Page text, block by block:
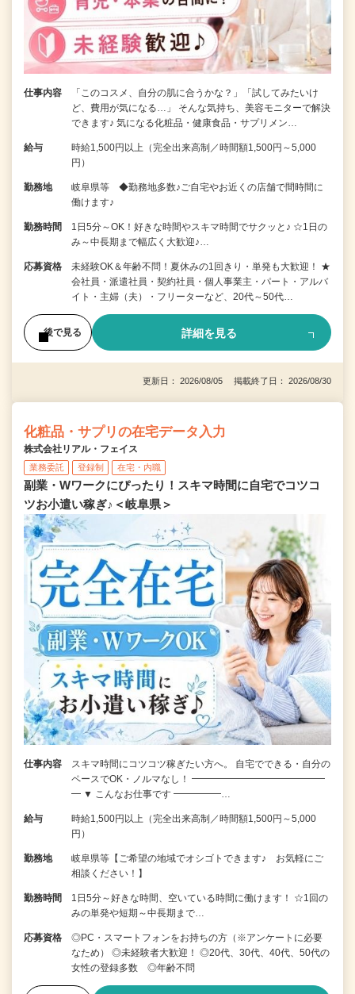
仕事内容
「このコスメ、自分の肌に合うかな？」「試してみたいけ
ど、費用が気になる…」 そんな気持ち、美容モニターで解決
できます♪ 気になる化粧品・健康食品・サプリメン…
給与
時給1,500円以上（完全出来高制／時間額1,500円～5,000
円）
勤務地
岐阜県等 ◆勤務地多数♪ご自宅やお近くの店舗で間時間に
働けます♪
勤務時間
1日5分～OK！好きな時間やスキマ時間でサクッと♪ ☆1日の
み～中長期まで幅広く大歓迎♪…
応募資格
未経験OK＆年齢不問！夏休みの1回きり・単発も大歓迎！ ★
会社員・派遣社員・契約社員・個人事業主・パート・アルバ
イト・主婦（夫）・フリーターなど、20代～50代…
後で見る 詳細を見る
更新日： 2026/08/05 掲載終了日： 2026/08/30
化粧品・サプリの在宅データ入力
株式会社リアル・フェイス
業務委託 登録制 在宅・内職
副業・Wワークにぴったり！スキマ時間に自宅でコツコ
ツお小遣い稼ぎ♪＜岐阜県＞
仕事内容
スキマ時間にコツコツ稼ぎたい方へ。 自宅でできる・自分の
ペースでOK・ノルマなし！ ━━━━━━━━━━━━━━
━ ▼ こんなお仕事です ━━━━━…
給与
時給1,500円以上（完全出来高制／時間額1,500円～5,000
円）
勤務地
岐阜県等【ご希望の地域でオシゴトできます♪ お気軽にご
相談ください！】
勤務時間
1日5分～好きな時間、空いている時間に働けます！ ☆1回の
みの単発や短期～中長期まで…
応募資格
◎PC・スマートフォンをお持ちの方（※アンケートに必要
なため） ◎未経験者大歓迎！ ◎20代、30代、40代、50代の
女性の登録多数 ◎年齢不問